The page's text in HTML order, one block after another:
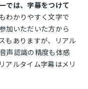
では、字幕をつけて
わかりやすく文字で
加いただいた方から
もありますが、リアル
声認識の精度も体感
アルタイム字幕はメリ